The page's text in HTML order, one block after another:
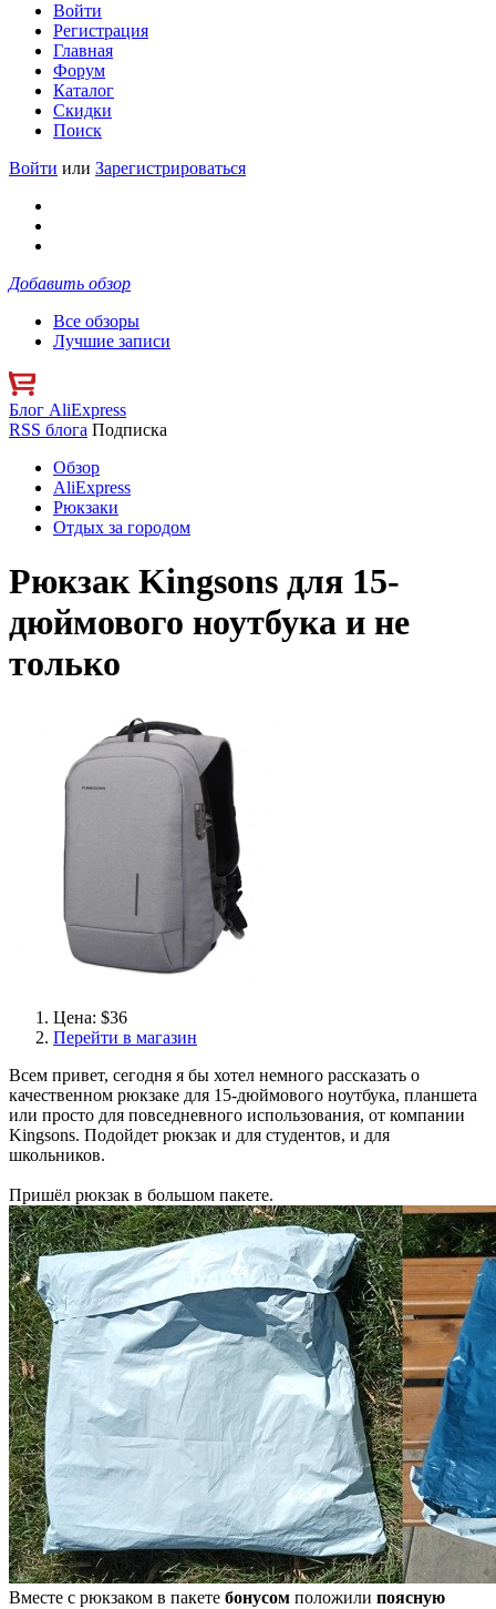
Войти
Регистрация
Главная
Форум
Каталог
Скидки
Поиск
Войти или Зарегистрироваться
Добавить обзор
Все обзоры
Лучшие записи
Блог AliExpress
RSS блога Подписка
Обзор
AliExpress
Рюкзаки
Отдых за городом
Рюкзак Kingsons для 15-
дюймового ноутбука и не
только
Цена: $36
Перейти в магазин
Всем привет, сегодня я бы хотел немного рассказать о
качественном рюкзаке для 15-дюймового ноутбука, планшета
или просто для повседневного использования, от компании
Kingsons. Подойдет рюкзак и для студентов, и для
школьников.
Пришёл рюкзак в большом пакете.
Вместе с рюкзаком в пакете бонусом положили поясную